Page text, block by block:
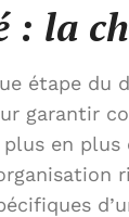
: la
étape
garantir
en plus